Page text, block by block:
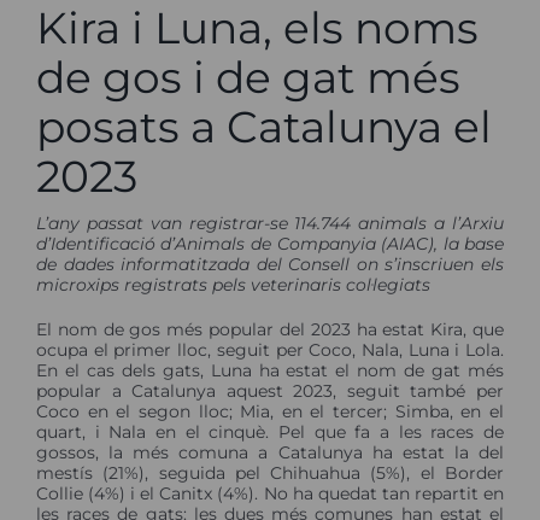
Kira i Luna, els noms
de gos i de gat més
posats a Catalunya el
2023
L’any passat van registrar-se 114.744 animals a l’Arxiu
d’Identificació d’Animals de Companyia (AIAC), la base
de dades informatitzada del Consell on s’inscriuen els
microxips registrats pels veterinaris col·legiats
El nom de gos més popular del 2023 ha estat Kira, que
ocupa el primer lloc, seguit per Coco, Nala, Luna i Lola.
En el cas dels gats, Luna ha estat el nom de gat més
popular a Catalunya aquest 2023, seguit també per
Coco en el segon lloc; Mia, en el tercer; Simba, en el
quart, i Nala en el cinquè. Pel que fa a les races de
gossos, la més comuna a Catalunya ha estat la del
mestís (21%), seguida pel Chihuahua (5%), el Border
Collie (4%) i el Canitx (4%). No ha quedat tan repartit en
les races de gats: les dues més comunes han estat el